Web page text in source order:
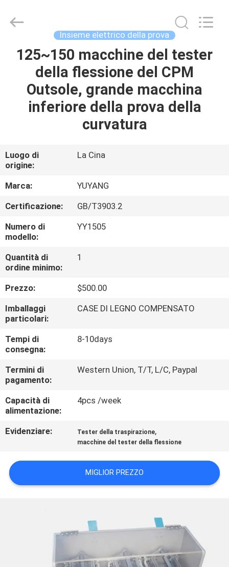
CASA
PRODOTTI
CIRCA
NOI
GIRO
DELLA
FABBRICA
CONTATTICI
NOTIZIE
RICHIEDA
UNA
CITAZIONE
DEL
POLITICA
YUYANG
INSTRUMENT
Insieme elettrico della prova
125~150 macchine del tester
della flessione del CPM
Outsole, grande macchina
inferiore della prova della
curvatura
Luogo di
origine:
La Cina
Marca:
YUYANG
Certificazione:
GB/T3903.2
Numero di
modello:
YY1505
Quantità di
ordine minimo:
1
Prezzo:
$500.00
Imballaggi
particolari:
CASE DI LEGNO COMPENSATO
Tempi di
consegna:
8-10days
Termini di
pagamento:
Western Union, T/T, L/C, Paypal
Capacità di
alimentazione:
4pcs /week
Evidenziare: Tester della traspirazione,
macchine del tester della flessione
MIGLIOR PREZZO